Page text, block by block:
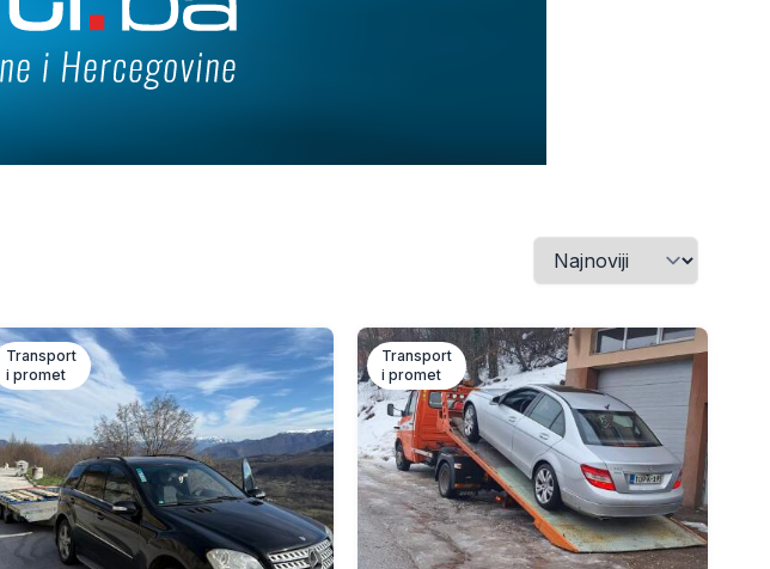
Transport
i promet
Transport
i promet